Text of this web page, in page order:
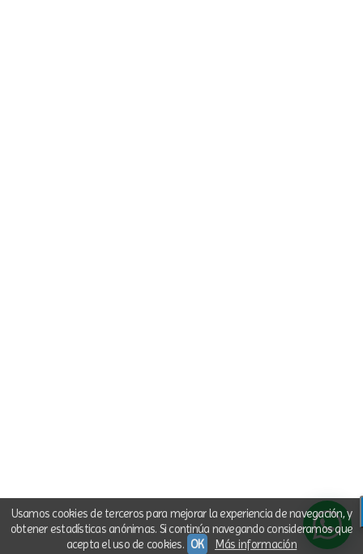
Usamos cookies de terceros para mejorar la experiencia de navegación, y
obtener estadísticas anónimas. Si continúa navegando consideramos que
acepta el uso de cookies. OK Más información